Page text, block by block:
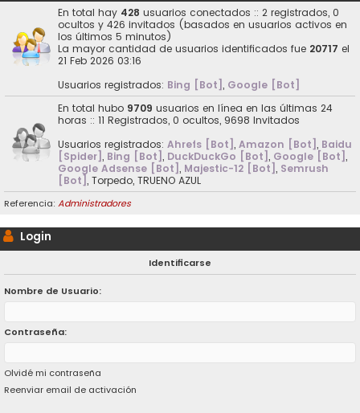
En total hay 428 usuarios conectados :: 2 registrados, 0
ocultos y 426 invitados (basados en usuarios activos en
los últimos 5 minutos)
La mayor cantidad de usuarios identificados fue 20717 el
21 Feb 2026 03:16
Usuarios registrados: Bing [Bot], Google [Bot]
En total hubo 9709 usuarios en línea en las últimas 24
horas :: 11 Registrados, 0 ocultos, 9698 Invitados
Usuarios registrados: Ahrefs [Bot], Amazon [Bot], Baidu
[Spider], Bing [Bot], DuckDuckGo [Bot], Google [Bot],
Google Adsense [Bot], Majestic-12 [Bot], Semrush
[Bot], Torpedo, TRUENO AZUL
Referencia: Administradores
Login
Identificarse
Nombre de Usuario:
Contraseña:
Olvidé mi contraseña
Reenviar email de activación